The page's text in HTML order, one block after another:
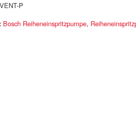
P
Bosch Reiheneinspritzpumpe,